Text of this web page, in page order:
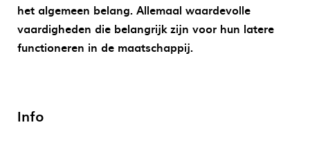
het algemeen belang. Allemaal waardevolle
vaardigheden die belangrijk zijn voor hun latere
functioneren in de maatschappij.
Info